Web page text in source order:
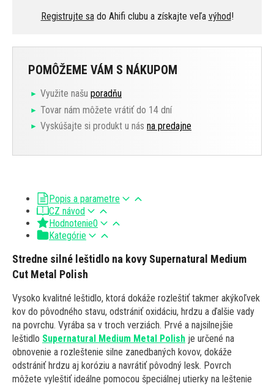
Registrujte sado Ahifi clubu a získajte veľa výhod!
POMÔŽEME VÁM S NÁKUPOM
Využite našu poradňu
Tovar nám môžete vrátiť do 14 dní
Vyskúšajte si produkt u nás na predajne
Popis a parametre
CZ návod
Hodnotenie0
Kategórie
Stredne silné leštidlo na kovy Supernatural Medium
Cut Metal Polish
Vysoko kvalitné leštidlo, ktorá dokáže rozleštiť takmer akýkoľvek
kov do pôvodného stavu, odstrániť oxidáciu, hrdzu a ďalšie vady
na povrchu. Vyrába sa v troch verziách. Prvé a najsilnejšie
leštidlo Supernatural Medium Metal Polish je určené na
obnovenie a rozleštenie silne zanedbaných kovov, dokáže
odstrániť hrdzu aj koróziu a navrátiť pôvodný lesk. Povrch
môžete vyleštiť ideálne pomocou špeciálnej utierky na leštenie